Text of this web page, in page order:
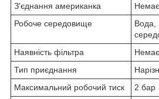
З'єднання американка
Немає
Робоче середовище
Вода,
Наявність фільтра
Немає
Тип приєднання
Максимальний робочий тиск
2 бар